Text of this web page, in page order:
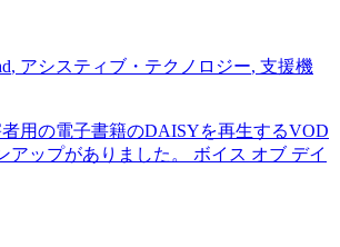
, アシスティブ・テクノロジー, 支援機
者用の電子書籍のDAISYを再生するVOD
アップがありました。 ボイス オブ デイ